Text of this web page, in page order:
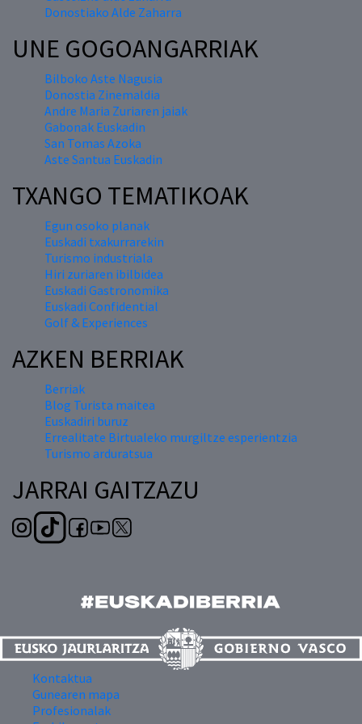
Donostiako Alde Zaharra
UNE GOGOANGARRIAK
Bilboko Aste Nagusia
Donostia Zinemaldia
Andre Maria Zuriaren jaiak
Gabonak Euskadin
San Tomas Azoka
Aste Santua Euskadin
TXANGO TEMATIKOAK
Egun osoko planak
Euskadi txakurrarekin
Turismo industriala
Hiri zuriaren ibilbidea
Euskadi Gastronomika
Euskadi Confidential
Golf & Experiences
AZKEN BERRIAK
Berriak
Blog Turista maitea
Euskadiri buruz
Errealitate Birtualeko murgiltze esperientzia
Turismo arduratsua
JARRAI GAITZAZU
Kontaktua
Gunearen mapa
Profesionalak